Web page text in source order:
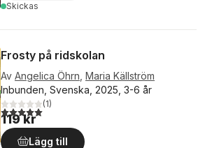
Skickas
Frosty på ridskolan
Av Angelica Öhrn Maria Källström
Inbunden, Svenska, 2025, 3-6 år
5,0utav 5 stjärnor. Totalt antal röster:
(1)
119 kr
Lägg till